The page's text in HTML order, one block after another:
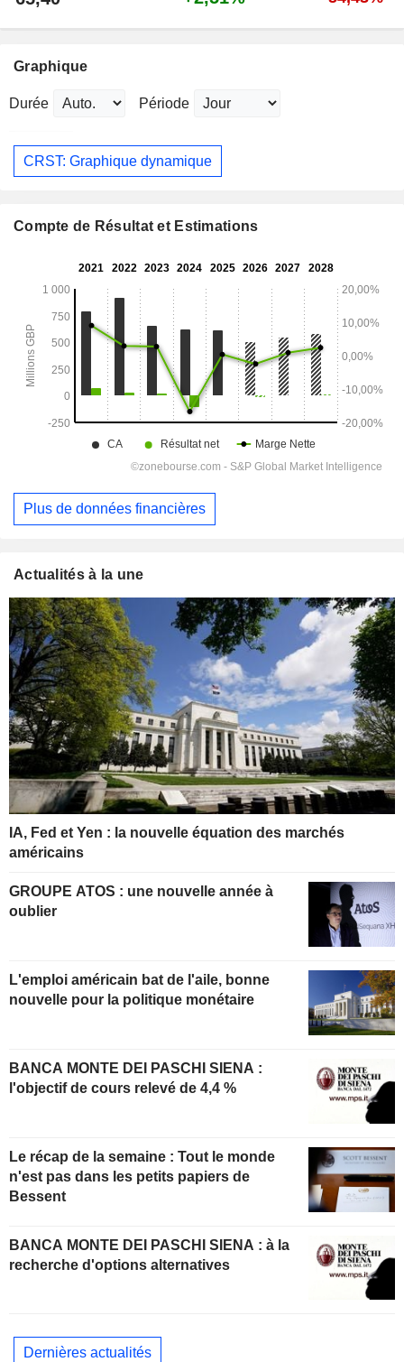
Graphique
Durée Période
CRST: Graphique dynamique
Compte de Résultat et Estimations
Plus de données financières
Actualités à la une
IA, Fed et Yen : la nouvelle équation des marchés
américains
GROUPE ATOS : une nouvelle année à
oublier
L'emploi américain bat de l'aile, bonne
nouvelle pour la politique monétaire
BANCA MONTE DEI PASCHI SIENA :
l'objectif de cours relevé de 4,4 %
Le récap de la semaine : Tout le monde
n'est pas dans les petits papiers de
Bessent
BANCA MONTE DEI PASCHI SIENA : à la
recherche d'options alternatives
Dernières actualités